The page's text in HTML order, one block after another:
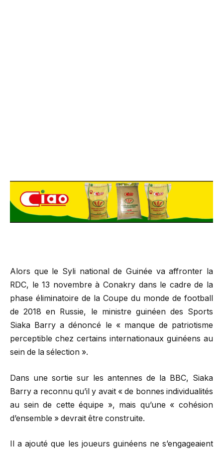
Alors que le Syli national de Guinée va affronter la
RDC, le 13 novembre à Conakry dans le cadre de la
phase éliminatoire de la Coupe du monde de football
de 2018 en Russie, le ministre guinéen des Sports
Siaka Barry a dénoncé le « manque de patriotisme
perceptible chez certains internationaux guinéens au
sein de la sélection ».
Dans une sortie sur les antennes de la BBC, Siaka
Barry a reconnu qu’il y avait « de bonnes individualités
au sein de cette équipe », mais qu’une « cohésion
d’ensemble » devrait être construite.
Il a ajouté que les joueurs guinéens ne s’engageaient